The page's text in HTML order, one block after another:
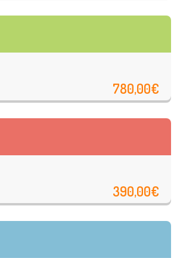
780,00€
390,00€